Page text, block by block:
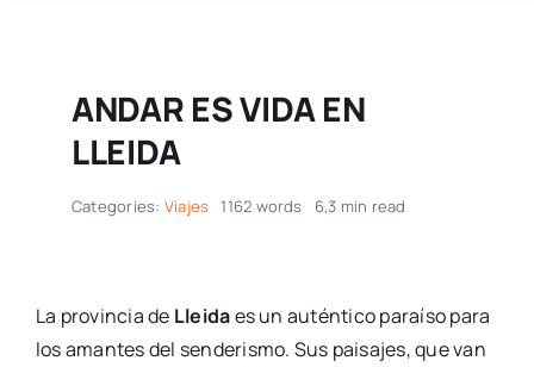
ANDAR ES VIDA EN
LLEIDA
Categories: Viajes 1162 words 6,3 min read
La provincia de Lleidaes un auténtico paraíso para
los amantes del senderismo. Sus paisajes, que van